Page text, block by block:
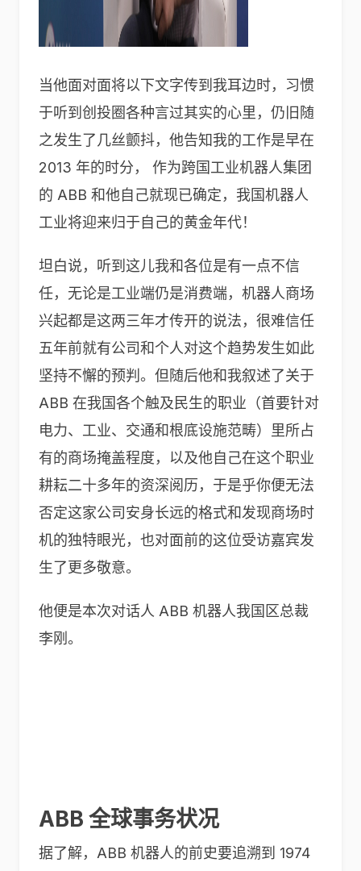
当他面对面将以下文字传到我耳边时，习惯
于听到创投圈各种言过其实的心里，仍旧随
之发生了几丝颤抖，他告知我的工作是早在
2013 年的时分， 作为跨国工业机器人集团
的 ABB 和他自己就现已确定，我国机器人
工业将迎来归于自己的黄金年代！
坦白说，听到这儿我和各位是有一点不信
任，无论是工业端仍是消费端，机器人商场
兴起都是这两三年才传开的说法，很难信任
五年前就有公司和个人对这个趋势发生如此
坚持不懈的预判。但随后他和我叙述了关于
ABB 在我国各个触及民生的职业（首要针对
电力、工业、交通和根底设施范畴）里所占
有的商场掩盖程度，以及他自己在这个职业
耕耘二十多年的资深阅历，于是乎你便无法
否定这家公司安身长远的格式和发现商场时
机的独特眼光，也对面前的这位受访嘉宾发
生了更多敬意。
他便是本次对话人 ABB 机器人我国区总裁
李刚。
ABB 全球事务状况
据了解，ABB 机器人的前史要追溯到 1974